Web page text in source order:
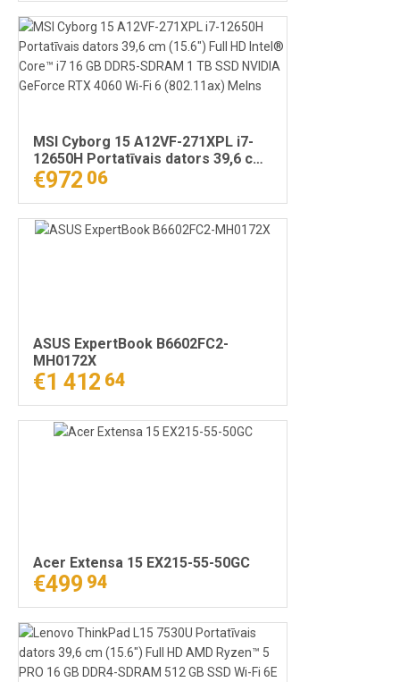
(802.11ax) Windows 11 Pro Melns
MSI Cyborg 15 A12VF-271XPL i7-
12650H Portatīvais dators 39,6 cm
(15.6") Full HD Intel® Core™ i7 16
GB DDR5-SDRAM 1 TB SSD NVIDIA
GeForce RTX 4060 Wi-Fi 6
(802.11ax) Melns
€972 06
ASUS ExpertBook B6602FC2-
MH0172X
€1 412 64
Acer Extensa 15 EX215-55-50GC
€499 94